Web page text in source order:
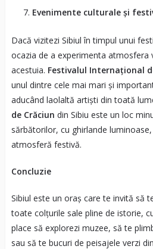
Evenimente culturale și
Dacă vizitezi Sibiul în timpul unui
ocazia de a experimenta atmosfera
acestuia. Festivalul Internațional
unul dintre cele mai mari și
aducând laolaltă artiști din toată
de Crăciun din Sibiu este un loc
sărbătorilor, cu ghirlande
atmosferă festivă.
Concluzie
Sibiul este un oraș care te invită să
toate colțurile sale pline de istorie,
place să explorezi muzee, să te
sau să te bucuri de peisajele verzi